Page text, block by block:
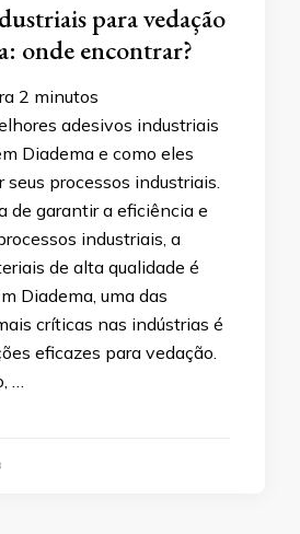
para vedação
onde encontrar?
2 minutos
adesivos industriais
Diadema e como eles
seus processos industriais.
de garantir a eficiência e
industriais, a
de alta qualidade é
Diadema, uma das
críticas nas indústrias é
eficazes para vedação.
…